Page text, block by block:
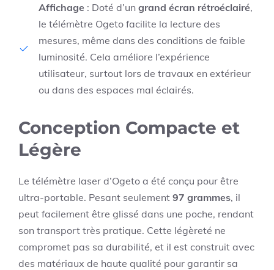
Affichage : Doté d’un grand écran rétroéclairé,
le télémètre Ogeto facilite la lecture des
mesures, même dans des conditions de faible
luminosité. Cela améliore l’expérience
utilisateur, surtout lors de travaux en extérieur
ou dans des espaces mal éclairés.
Conception Compacte et
Légère
Le télémètre laser d’Ogeto a été conçu pour être
ultra-portable. Pesant seulement 97 grammes, il
peut facilement être glissé dans une poche, rendant
son transport très pratique. Cette légèreté ne
compromet pas sa durabilité, et il est construit avec
des matériaux de haute qualité pour garantir sa